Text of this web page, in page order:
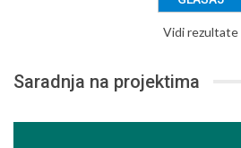
Vidi rezultate
Saradnja na projektima